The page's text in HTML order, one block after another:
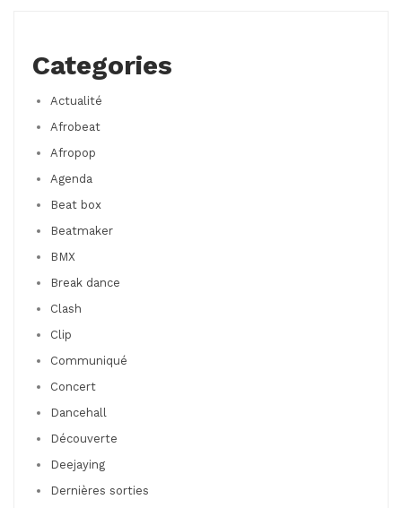
Categories
Actualité
Afrobeat
Afropop
Agenda
Beat box
Beatmaker
BMX
Break dance
Clash
Clip
Communiqué
Concert
Dancehall
Découverte
Deejaying
Dernières sorties